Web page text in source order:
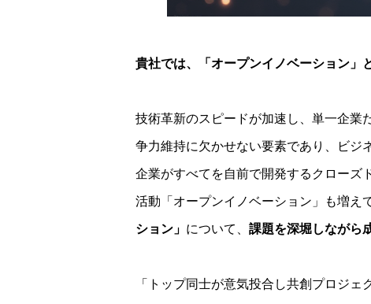
貴社では、「オープンイノベーション」
技術革新のスピードが加速し、単一企業
争力維持に欠かせない要素であり、ビジ
企業がすべてを自前で開発するクローズ
活動「オープンイノベーション」も増え
ション」 について、 課題を深堀しながら
「トップ同士が意気投合し共創プロジ